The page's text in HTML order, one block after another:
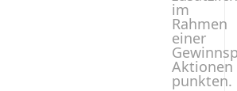
im
Rahmen
einer
Aktionen
punkten.